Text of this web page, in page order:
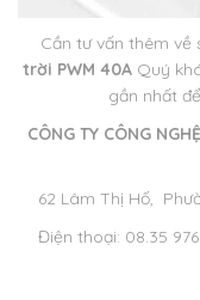
Cần tư vấn thêm về
trời PWM 40A Quý
gần nhất
CÔNG TY CÔNG
62 Lâm Thị Hố,
Điện thoại: 08.35